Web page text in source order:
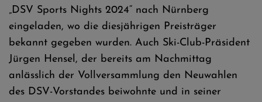
„DSV Sports Nights 2024“ nach Nürnberg
eingeladen, wo die diesjährigen Preisträger
bekannt gegeben wurden. Auch Ski-Club-Präsident
Jürgen Hensel, der bereits am Nachmittag
anlässlich der Vollversammlung den Neuwahlen
des DSV-Vorstandes beiwohnte und in seiner